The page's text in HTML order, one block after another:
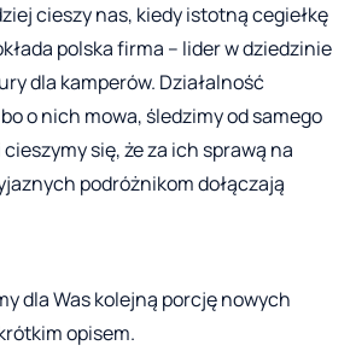
cieszy nas, kiedy istotną cegiełkę
polska firma – lider w dziedzinie
dla kamperów. Działalność
bo o nich mowa, śledzimy od samego
się, że za ich sprawą na
podróżnikom dołączają
dla Was kolejną porcję nowych
opisem.